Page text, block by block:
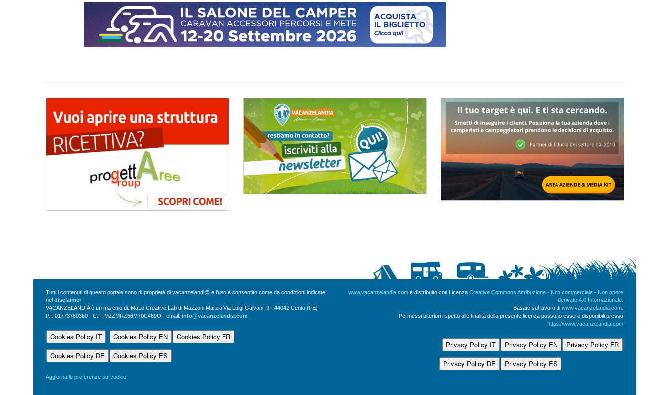
Tutti i contenuti di questo portale sono di proprietà di vacanzelandi@ e l'uso è consentito come da condizioni indicate
nel disclaimer
VACANZELANDIA è un marchio di: MaLo Creative Lab di Mazzoni Marzia Via Luigi Galvani, 9 - 44042 Cento (FE)
P.I. 01773780380 - C.F. MZZMRZ66M70C469O - email: info@vacanzelandia.com
Cookies Policy IT Cookies Policy EN
Cookies Policy FR
Cookies Policy DE
Cookies Policy ES
Aggiorna le preferenze sui cookie
www.vacanzelandia.comè distribuito con Licenza Creative Commons Attribuzione - Non commerciale - Non opere
derivate 4.0 Internazionale.
Basato sul lavoro di www.vacanzelandia.com.
Permessi ulteriori rispetto alle finalità della presente licenza possono essere disponibili presso
https://www.vacanzelandia.com
Privacy Policy IT Privacy Policy EN
Privacy Policy FR
Privacy Policy DE
Privacy Policy ES